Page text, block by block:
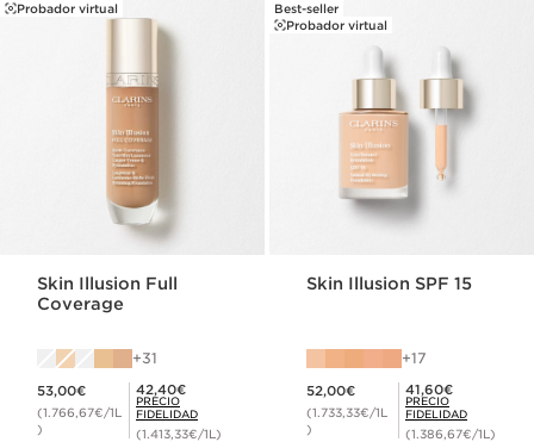
Probador virtual
Skin Illusion Full
Coverage
31
53,00€
(1.766,67€/1L
)
Precio Fidelidad 42,40€
42,40€
PRECIO
FIDELIDAD
(1.413,33€/1L)
Best-seller
Probador virtual
Skin Illusion SPF 15
17
52,00€
(1.733,33€/1L
)
Precio Fidelidad 41,60€
41,60€
PRECIO
FIDELIDAD
(1.386,67€/1L)